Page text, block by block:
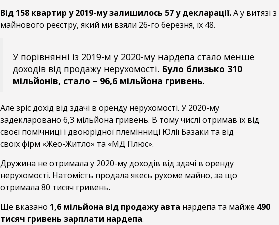
Від 158 квартир у 2019-му залишилось 57 у декларації.А у витязі з
майнового реєстру, який ми взяли 26-го березня, їх 48.
У порівнянні із 2019-м у 2020-му нардепа стало менше
доходів від продажу нерухомості. Було близько 310
мільйонів, стало – 96,6 мільйона гривень.
Але зріс дохід від здачі в оренду нерухомості. У 2020-му
задекларовано 6,3 мільйона гривень. В тому числі отримав їх від
своєї помічниці і двоюрідної племінниці Юлії Базаки та від
своїх фірм «Жео-Житло» та «МД Плюс».
Дружина не отримала у 2020-му доходів від здачі в оренду
нерухомості. Натомість продала якесь рухоме майно, за що
отримала 80 тисяч гривень.
Ще вказано 1,6 мільйона від продажу авта нардепа та майже 490
тисяч гривень зарплати нардепа.